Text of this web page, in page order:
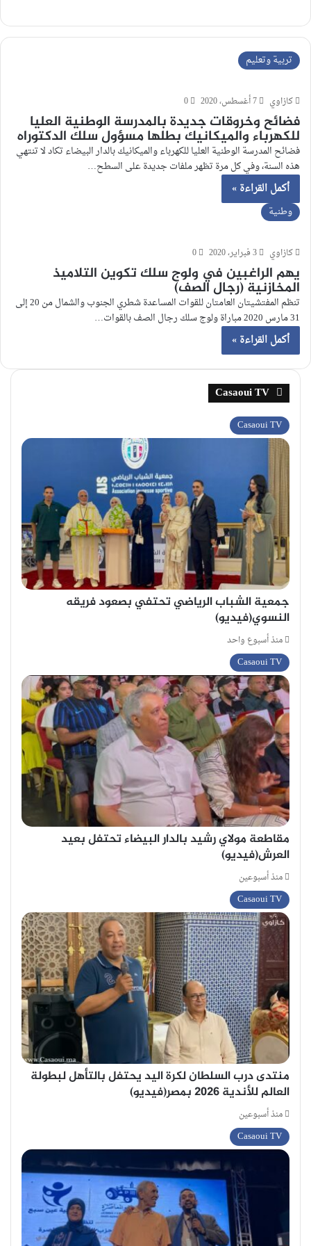
تربية وتعليم
كازاوي 7 أغسطس، 2020 0
فضائح وخروقات جديدة بالمدرسة الوطنية العليا
للكهرباء والميكانيك بطلها مسؤول سلك الدكتوراه
فضائح المدرسة الوطنية العليا للكهرباء والميكانيك بالدار البيضاء تكاد لا تنتهي
هذه السنة، وفي كل مرة تظهر ملفات جديدة على السطح…
أكمل القراءة »
وطنية
كازاوي 3 فبراير، 2020 0
يهم الراغبين في ولوج سلك تكوين التلاميذ
المخازنية (رجال الصف)
تنظم المفتشيتان العامتان للقوات المساعدة شطري الجنوب والشمال من 20 إلى
31 مارس 2020 مباراة ولوج سلك رجال الصف بالقوات…
أكمل القراءة »
Casaoui TV
Casaoui TV
جمعية الشباب الرياضي تحتفي بصعود فريقه
النسوي(فيديو)
منذ أسبوع واحد
Casaoui TV
مقاطعة مولاي رشيد بالدار البيضاء تحتفل بعيد
العرش(فيديو)
منذ أسبوعين
Casaoui TV
منتدى درب السلطان لكرة اليد يحتفل بالتأهل لبطولة
العالم للأندية 2026 بمصر(فيديو)
منذ أسبوعين
Casaoui TV